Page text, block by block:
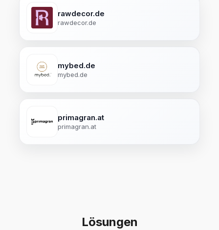
rawdecor.de
rawdecor.de
mybed.de
mybed.de
primagran.at
primagran.at
Lösungen